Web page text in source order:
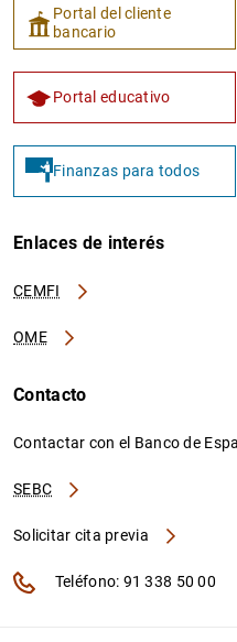
Portal del cliente
bancario
Portal educativo
Finanzas para todos
Enlaces de interés
CEMFI
OME
Contacto
Contactar con el Banco de
SEBC
Solicitar cita previa
Teléfono: 91 338 50 00